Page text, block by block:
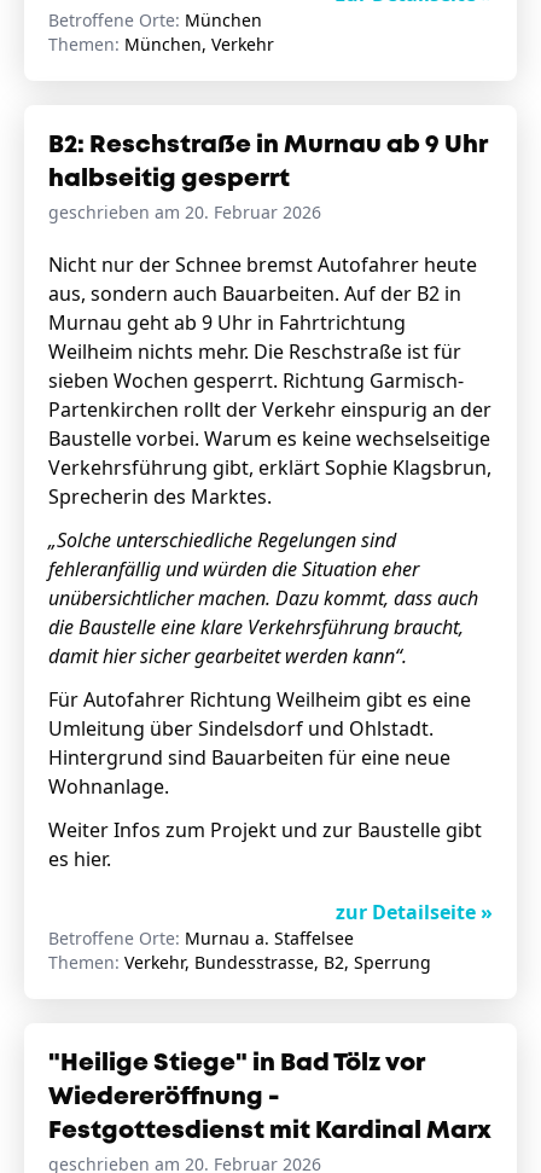
Betroffene Orte: München
Themen: München, Verkehr
B2: Reschstraße in Murnau ab 9 Uhr
halbseitig gesperrt
geschrieben am 20. Februar 2026
Nicht nur der Schnee bremst Autofahrer heute
aus, sondern auch Bauarbeiten. Auf der B2 in
Murnau geht ab 9 Uhr in Fahrtrichtung
Weilheim nichts mehr. Die Reschstraße ist für
sieben Wochen gesperrt. Richtung Garmisch-
Partenkirchen rollt der Verkehr einspurig an der
Baustelle vorbei. Warum es keine wechselseitige
Verkehrsführung gibt, erklärt Sophie Klagsbrun,
Sprecherin des Marktes.
„Solche unterschiedliche Regelungen sind
fehleranfällig und würden die Situation eher
unübersichtlicher machen. Dazu kommt, dass auch
die Baustelle eine klare Verkehrsführung braucht,
damit hier sicher gearbeitet werden kann“.
Für Autofahrer Richtung Weilheim gibt es eine
Umleitung über Sindelsdorf und Ohlstadt.
Hintergrund sind Bauarbeiten für eine neue
Wohnanlage.
Weiter Infos zum Projekt und zur Baustelle gibt
es hier.
zur Detailseite »
Betroffene Orte: Murnau a. Staffelsee
Themen: Verkehr, Bundesstrasse, B2, Sperrung
"Heilige Stiege" in Bad Tölz vor
Wiedereröffnung -
Festgottesdienst mit Kardinal Marx
geschrieben am 20. Februar 2026